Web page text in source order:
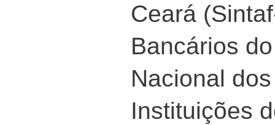
Ceará
Bancários
Nacional
Instituições